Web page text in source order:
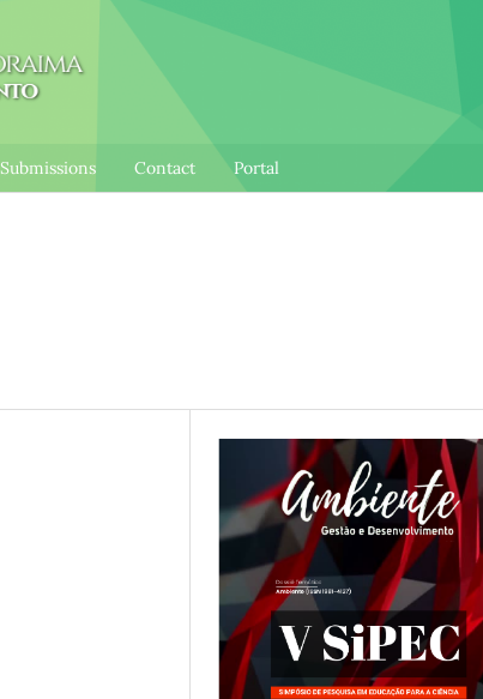
Submissions Contact Portal